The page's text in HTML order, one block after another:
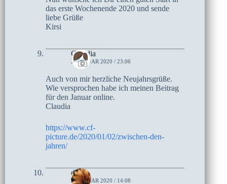
das erste Wochenende 2020 und sende
liebe Grüße
Kirsi
Claudia
2. JANUAR 2020 / 23:06
Auch von mir herzliche Neujahrsgrüße.
Wie versprochen habe ich meinen Beitrag
für den Januar online.
Claudia
https://www.cf-
picture.de/2020/01/02/zwischen-den-
jahren/
do
2. JANUAR 2020 / 14:08